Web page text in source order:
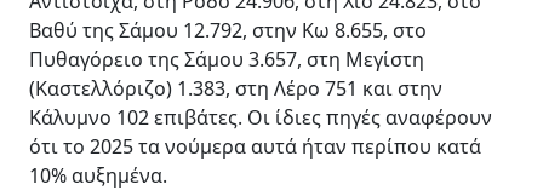
Βαθύ της Σάμου 12.792, στην Κω 8.655, στο
Πυθαγόρειο της Σάμου 3.657, στη Μεγίστη
(Καστελλόριζο) 1.383, στη Λέρο 751 και στην
Κάλυμνο 102 επιβάτες. Οι ίδιες πηγές αναφέρουν
ότι το 2025 τα νούμερα αυτά ήταν περίπου κατά
10% αυξημένα.